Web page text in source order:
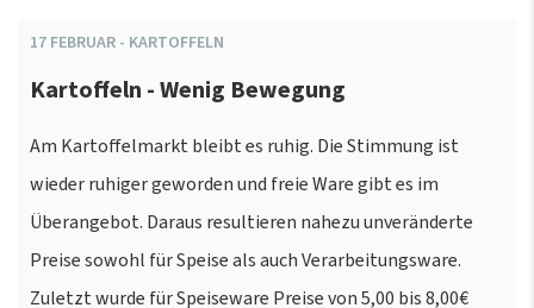
17 FEBRUAR - KARTOFFELN
Kartoffeln - Wenig Bewegung
Am Kartoffelmarkt bleibt es ruhig. Die Stimmung ist
wieder ruhiger geworden und freie Ware gibt es im
Überangebot. Daraus resultieren nahezu unveränderte
Preise sowohl für Speise als auch Verarbeitungsware.
Zuletzt wurde für Speiseware Preise von 5,00 bis 8,00€